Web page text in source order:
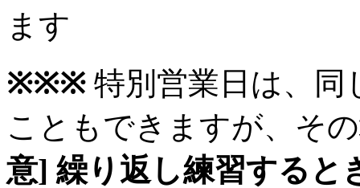
ます
※※※ 特別営業日は、同
こともできますが、そ
意] 繰り返し練習すると